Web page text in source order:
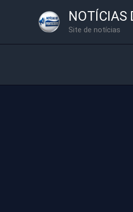
NOTÍCIAS
Site de notícias